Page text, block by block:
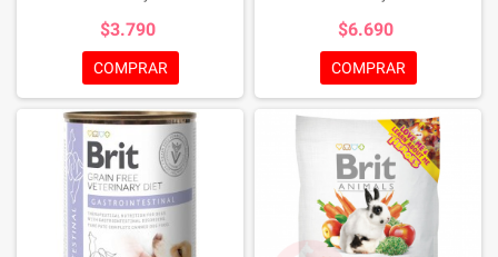
de pavo y pollo, esta receta sin
cereales, soja ni OGM ofrece una
alta calidad y sabor
incomparables. Las piezas de
carne reales y su proceso suave
de preparación aseguran un
alimento sabroso que deleitará a
tu mascota.¡Haz clic y regálale a
tu perro una experiencia
gastronómica única! Lata de 400g
$3.790
COMPRAR
de pavo y pollo, esta receta sin
cereales, soja ni OGM ofrece una
alta calidad y sabor
incomparables. Las piezas de
carne reales y su proceso suave
de preparación aseguran un
alimento sabroso que deleitará a
tu mascota.¡Haz clic y regálale a
tu perro una experiencia
gastronómica única!Lata de 800g
$6.690
COMPRAR